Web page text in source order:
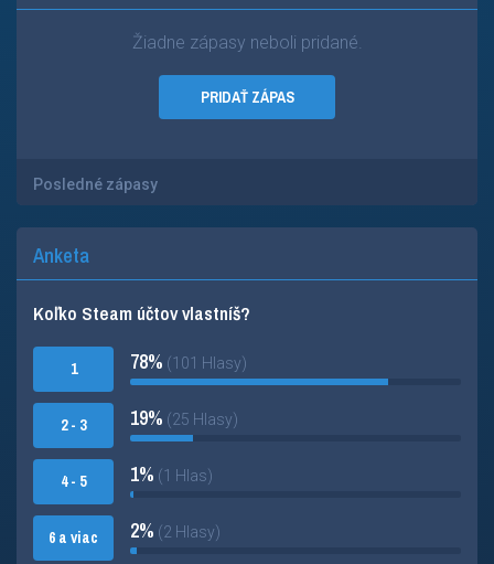
Žiadne zápasy neboli pridané.
PRIDAŤ ZÁPAS
Posledné zápasy
Anketa
Koľko Steam účtov vlastníš?
1
2 - 3
4 - 5
6 a viac
78% (101 Hlasy)
19% (25 Hlasy)
1% (1 Hlas)
2% (2 Hlasy)